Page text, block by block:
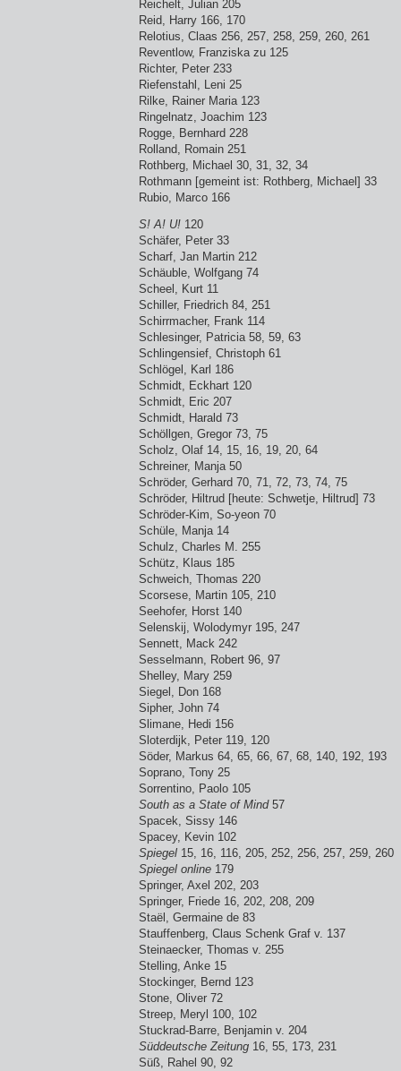
Reichelt, Julian 205
Reid, Harry 166, 170
Relotius, Claas 256, 257, 258, 259, 260, 261
Reventlow, Franziska zu 125
Richter, Peter 233
Riefenstahl, Leni 25
Rilke, Rainer Maria 123
Ringelnatz, Joachim 123
Rogge, Bernhard 228
Rolland, Romain 251
Rothberg, Michael 30, 31, 32, 34
Rothmann [gemeint ist: Rothberg, Michael] 33
Rubio, Marco 166
S! A! U! 120
Schäfer, Peter 33
Scharf, Jan Martin 212
Schäuble, Wolfgang 74
Scheel, Kurt 11
Schiller, Friedrich 84, 251
Schirrmacher, Frank 114
Schlesinger, Patricia 58, 59, 63
Schlingensief, Christoph 61
Schlögel, Karl 186
Schmidt, Eckhart 120
Schmidt, Eric 207
Schmidt, Harald 73
Schöllgen, Gregor 73, 75
Scholz, Olaf 14, 15, 16, 19, 20, 64
Schreiner, Manja 50
Schröder, Gerhard 70, 71, 72, 73, 74, 75
Schröder, Hiltrud [heute: Schwetje, Hiltrud] 73
Schröder-Kim, So-yeon 70
Schüle, Manja 14
Schulz, Charles M. 255
Schütz, Klaus 185
Schweich, Thomas 220
Scorsese, Martin 105, 210
Seehofer, Horst 140
Selenskij, Wolodymyr 195, 247
Sennett, Mack 242
Sesselmann, Robert 96, 97
Shelley, Mary 259
Siegel, Don 168
Sipher, John 74
Slimane, Hedi 156
Sloterdijk, Peter 119, 120
Söder, Markus 64, 65, 66, 67, 68, 140, 192, 193
Soprano, Tony 25
Sorrentino, Paolo 105
South as a State of Mind57
Spacek, Sissy 146
Spacey, Kevin 102
Spiegel 15, 16, 116, 205, 252, 256, 257, 259, 260
Spiegel online 179
Springer, Axel 202, 203
Springer, Friede 16, 202, 208, 209
Staël, Germaine de 83
Stauffenberg, Claus Schenk Graf v. 137
Steinaecker, Thomas v. 255
Stelling, Anke 15
Stockinger, Bernd 123
Stone, Oliver 72
Streep, Meryl 100, 102
Stuckrad-Barre, Benjamin v. 204
Süddeutsche Zeitung 16, 55, 173, 231
Süß, Rahel 90, 92